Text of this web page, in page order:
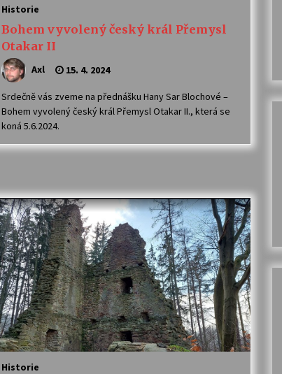
Historie
Bohem vyvolený český král Přemysl
Otakar II
Axl 15. 4. 2024
Srdečně vás zveme na přednášku Hany Sar Blochové –
Bohem vyvolený český král Přemysl Otakar II., která se
koná 5.6.2024.
Historie